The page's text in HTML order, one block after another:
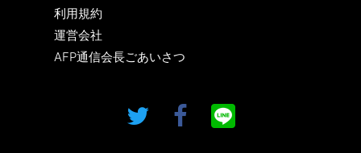
利用規約
運営会社
AFP通信会長ごあいさつ